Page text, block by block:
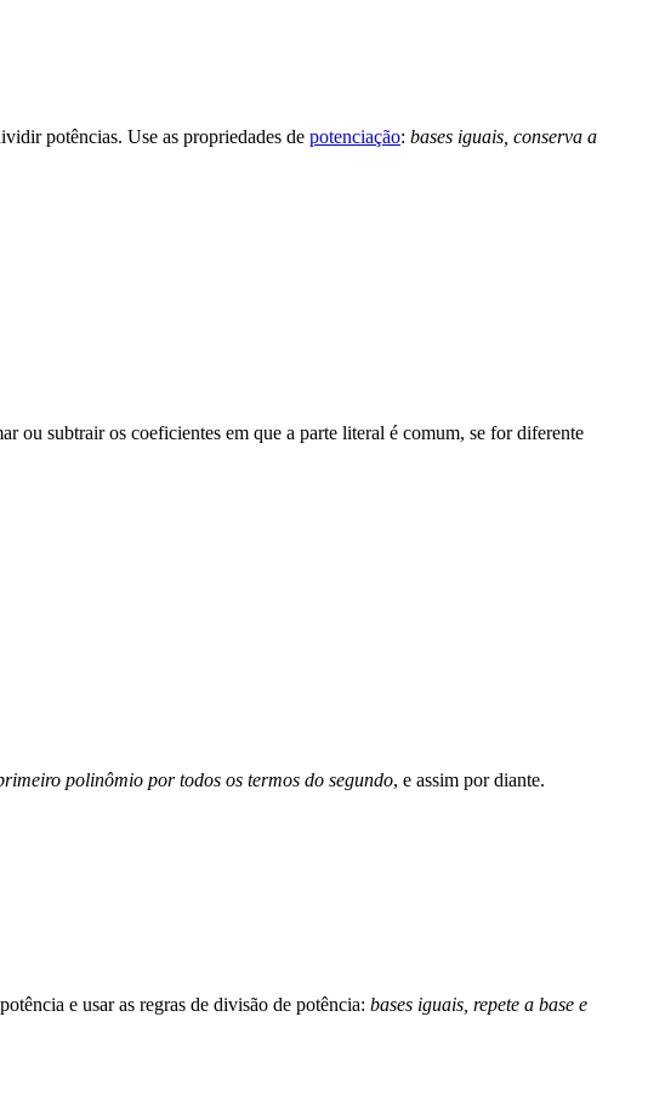
potências. Use as propriedades de potenciação: bases iguais, conserva a
ou subtrair os coeficientes em que a parte literal é comum, se for diferente
polinômio por todos os termos do segundo, e assim por diante.
e usar as regras de divisão de potência: bases iguais, repete a base e